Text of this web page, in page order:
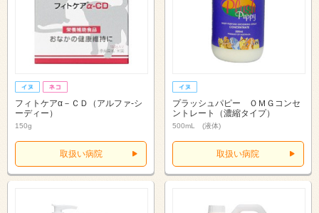
フィトケアα－ＣＤ（アルファ‐シ
ーディー）
150g
取扱い病院
プラッシュパピー ＯＭＧコンセ
ントレート（濃縮タイプ）
500mL (液体)
取扱い病院